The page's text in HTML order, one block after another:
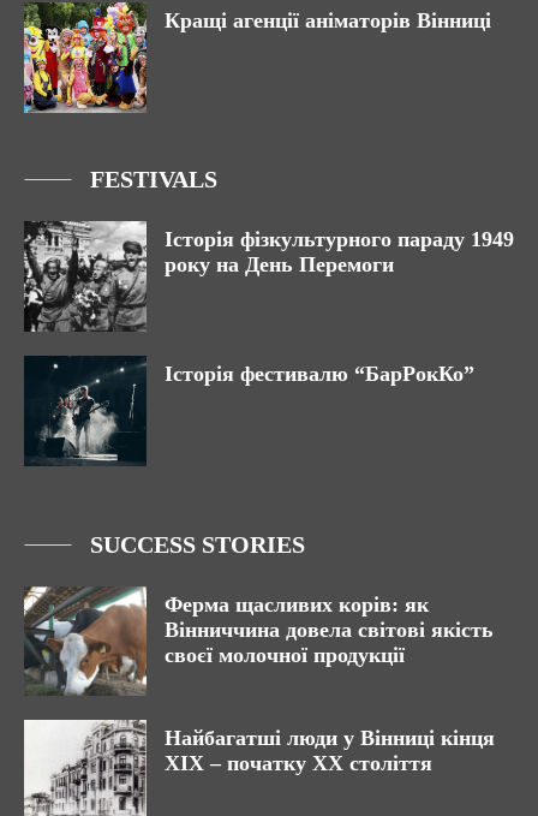
Кращі агенції аніматорів Вінниці
FESTIVALS
Історія фізкультурного параду 1949
року на День Перемоги
Історія фестивалю “БарРокКо”
SUCCESS STORIES
Ферма щасливих корів: як
Вінниччина довела світові якість
своєї молочної продукції
Найбагатші люди у Вінниці кінця
ХІХ – початку ХХ століття